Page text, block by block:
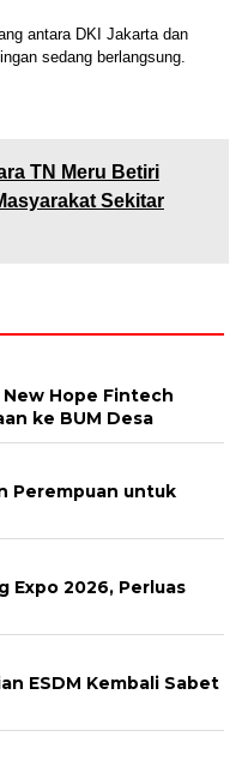
antara DKI Jakarta dan
sedang berlangsung.
TN Meru Betiri
Sekitar
Hope Fintech
ke BUM Desa
Perempuan untuk
Expo 2026, Perluas
ESDM Kembali Sabet